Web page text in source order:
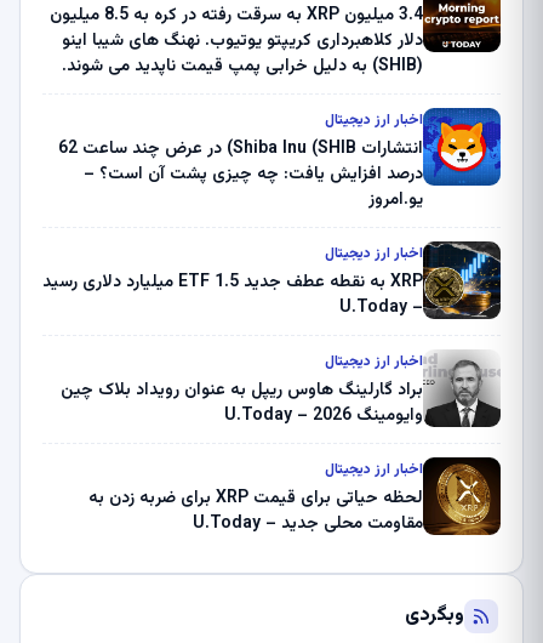
3.4 میلیون XRP به سرقت رفته در کره به 8.5 میلیون
دلار کلاهبرداری کریپتو یوتیوب. نهنگ های شیبا اینو
(SHIB) به دلیل خرابی پمپ قیمت ناپدید می شوند.
ثبت کرد – گزارش کریپتو صبح – U.Today
اخبار ارز دیجیتال
انتشارات Shiba Inu (SHIB) در عرض چند ساعت 62
درصد افزایش یافت: چه چیزی پشت آن است؟ –
یو.امروز
اخبار ارز دیجیتال
XRP به نقطه عطف جدید ETF 1.5 میلیارد دلاری رسید
– U.Today
اخبار ارز دیجیتال
براد گارلینگ هاوس ریپل به عنوان رویداد بلاک چین
وایومینگ 2026 – U.Today
اخبار ارز دیجیتال
لحظه حیاتی برای قیمت XRP برای ضربه زدن به
مقاومت محلی جدید – U.Today
وبگردی